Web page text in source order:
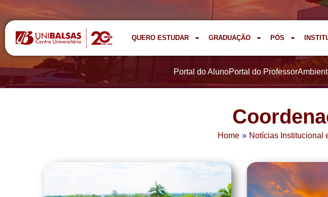
QUERO ESTUDAR GRADUAÇÃO PÓS
Portal do AlunoPortal do Professor
Home » Notícias Institucional